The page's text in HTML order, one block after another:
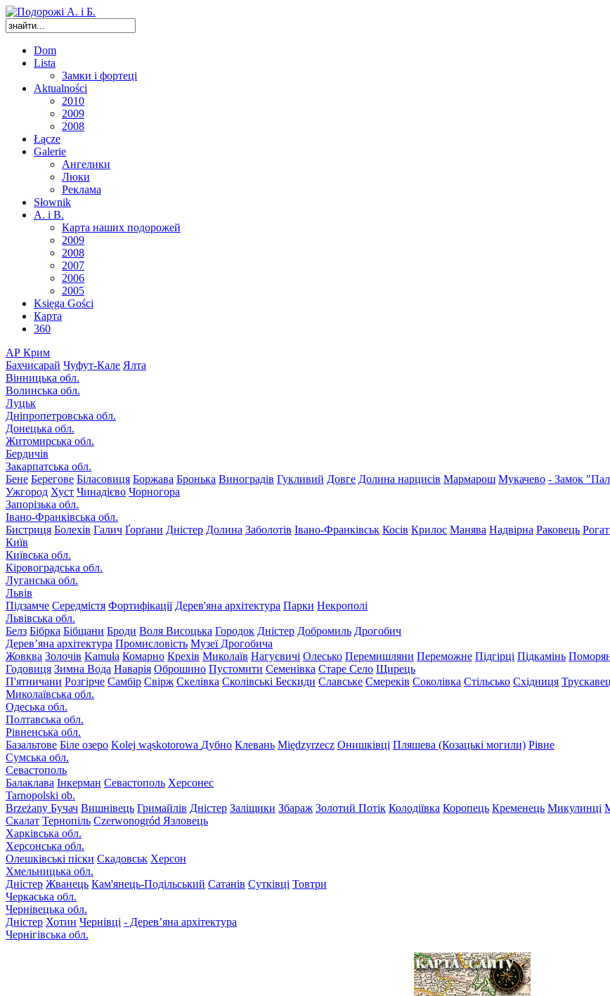
Dom
Lista
Замки і фортеці
Aktualności
2010
2009
2008
Łącze
Galerie
Ангелики
Люки
Реклама
Słownik
A. i B.
Карта наших подорожей
2009
2008
2007
2006
2005
Księga Gości
Карта
360
АР Крим
Бахчисарай Чуфут-Кале Ялта
Вінницька обл.
Волинська обл.
Луцьк
Дніпропетровська обл.
Донецька обл.
Житомирська обл.
Бердичів
Закарпатська обл.
Бене Берегове Біласовиця Боржава Бронька Виноградів Гукливий Довге Долина нарцисів Мармарош Мукачево - Замок
Ужгород Хуст Чинадієво Чорногора
Запорізька обл.
Івано-Франківська обл.
Бистриця Болехів Галич Ґорґани Дністер Долина Заболотів Івано-Франківськ Косів Крилос Манява Надвірна Раковець
Київ
Київська обл.
Кіровоградська обл.
Луганська обл.
Львів
Підзамче Середмістя Фортифікації Дерев'яна архітектура Парки Некрополі
Львівська обл.
Белз Бібрка Бібщани Броди Воля Висоцька Городок Дністер Добромиль Дрогобич
Дерев’яна архітектура Промисловість Музеї Дрогобича
Жовква Золочів Kamuła Комарно Крехів Миколаїв Нагуєвичі Олесько Перемишляни Переможне Підгірці Підкамінь
Годовиця Зимна Вода Наварія Оброшино Пустомити Семенівка Старе Село Щирець
П'ятничани Розгірче Самбір Свірж Скелівка Сколівські Бескиди Славське Смереків Соколівка Стільсько Східниця
Миколаївська обл.
Одеська обл.
Полтавська обл.
Рівненська обл.
Базальтове Біле озеро Kolej wąskotorowa Дубно Клевань Międzyrzecz Онишківці Пляшева (Козацькі могили) Рівне
Сумська обл.
Севастополь
Балаклава Інкерман Севастополь Херсонес
Tarnopolski ob.
Brzeżany Бучач Вишнівець Гримайлів Дністер Заліщики Збараж Золотий Потік Колодіївка Коропець Кременець Микулинці
Скалат Тернопіль Czerwonogród Язловець
Харківська обл.
Херсонська обл.
Олешківські піски Скадовськ Херсон
Хмельницька обл.
Дністер Жванець Кам'янець-Подільський Сатанів Сутківці Товтри
Черкаська обл.
Чернівецька обл.
Дністер Хотин Чернівці - Дерев’яна архітектура
Чернігівська обл.